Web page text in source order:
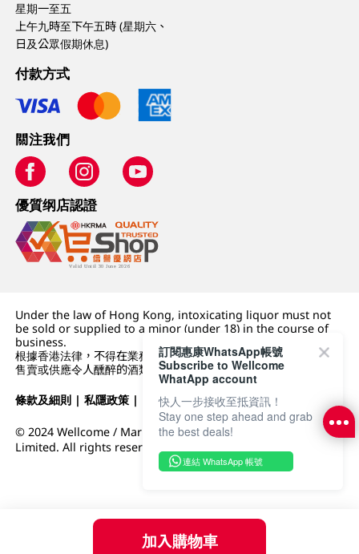
加入購物車
星期一至五
上午九時至下午五時 (星期六、
日及公眾假期休息)
付款方式
關注我們
優質纲店認證
Under the law of Hong Kong, intoxicating liquor must not
be sold or supplied to a minor (under 18) in the course of
business.
根據香港法律，不得在業務過程中，向未成年人 (18 歲以下人士)
售賣或供應令人醺醉的酒類。
條款及細則 |私隱政策 | DFI零售集團
© 2024 Wellcome / Market Place. The Dairy Farm Company
Limited. All rights reserved.
訂閱惠康WhatsApp帳號
Subscribe to Wellcome
WhatApp account
快人一步接收至抵資訊！
Stay one step ahead and grab
the best deals!
連結 WhatsApp 帳號